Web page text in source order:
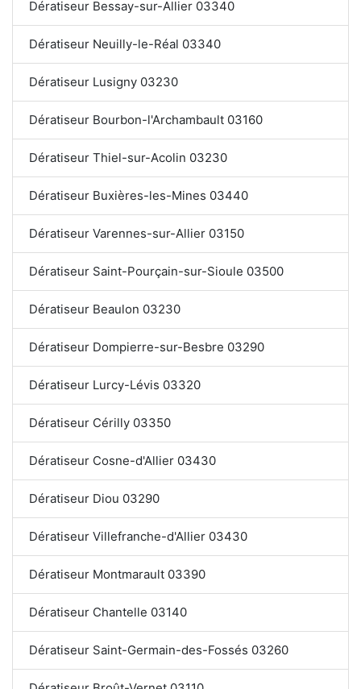
Dératiseur Bessay-sur-Allier 03340
Dératiseur Neuilly-le-Réal 03340
Dératiseur Lusigny 03230
Dératiseur Bourbon-l'Archambault 03160
Dératiseur Thiel-sur-Acolin 03230
Dératiseur Buxières-les-Mines 03440
Dératiseur Varennes-sur-Allier 03150
Dératiseur Saint-Pourçain-sur-Sioule 03500
Dératiseur Beaulon 03230
Dératiseur Dompierre-sur-Besbre 03290
Dératiseur Lurcy-Lévis 03320
Dératiseur Cérilly 03350
Dératiseur Cosne-d'Allier 03430
Dératiseur Diou 03290
Dératiseur Villefranche-d'Allier 03430
Dératiseur Montmarault 03390
Dératiseur Chantelle 03140
Dératiseur Saint-Germain-des-Fossés 03260